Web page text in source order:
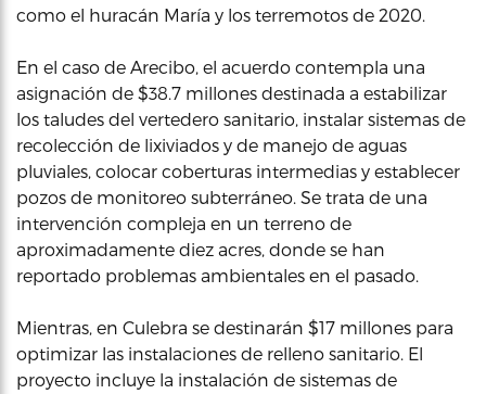
como el huracán María y los terremotos de 2020.
En el caso de Arecibo, el acuerdo contempla una
asignación de $38.7 millones destinada a estabilizar
los taludes del vertedero sanitario, instalar sistemas de
recolección de lixiviados y de manejo de aguas
pluviales, colocar coberturas intermedias y establecer
pozos de monitoreo subterráneo. Se trata de una
intervención compleja en un terreno de
aproximadamente diez acres, donde se han
reportado problemas ambientales en el pasado.
Mientras, en Culebra se destinarán $17 millones para
optimizar las instalaciones de relleno sanitario. El
proyecto incluye la instalación de sistemas de